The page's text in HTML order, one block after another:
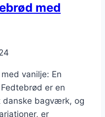
med
vanilje: En
er en
danske bagværk, og
er